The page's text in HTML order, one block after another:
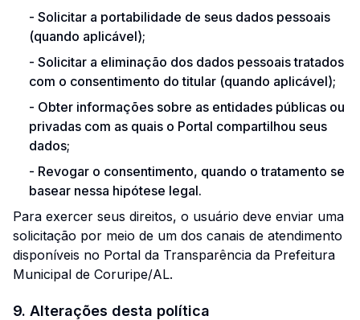
- Solicitar a portabilidade de seus dados pessoais
(quando aplicável);
- Solicitar a eliminação dos dados pessoais tratados
com o consentimento do titular (quando aplicável);
- Obter informações sobre as entidades públicas ou
privadas com as quais o Portal compartilhou seus
dados;
- Revogar o consentimento, quando o tratamento se
basear nessa hipótese legal.
Para exercer seus direitos, o usuário deve enviar uma
solicitação por meio de um dos canais de atendimento
disponíveis no Portal da Transparência da Prefeitura
Municipal de Coruripe/AL.
9. Alterações desta política